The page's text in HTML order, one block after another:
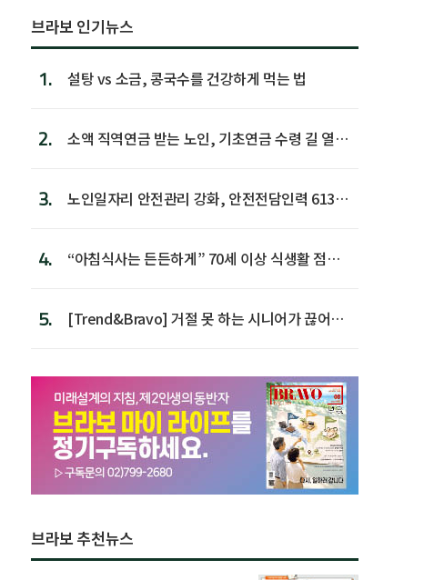
브라보 인기뉴스
1. 설탕 vs 소금, 콩국수를 건강하게 먹는 법
2.
소액 직역연금 받는 노인, 기초연금 수령 길 열린
3.
노인일자리 안전관리 강화, 안전전담인력 613명
4.
“아침식사는 든든하게” 70세 이상 식생활 점수
5.
[Trend&Bravo] 거절 못 하는 시니어가 끊어야
브라보 추천뉴스